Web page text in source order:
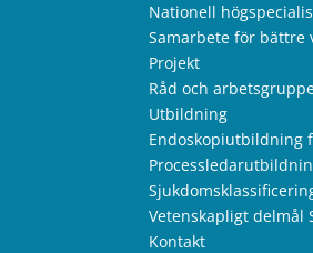
Nationell
Samarbete för bättre
Projekt
Råd och
Utbildning
Endoskopiutbildning
Vetenskapligt delmål
Kontakt